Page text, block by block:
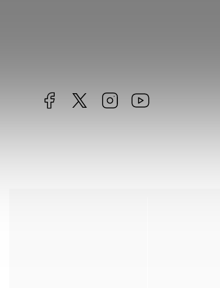
Facebookhttps://twitter.com/worldofchilli
Instagram